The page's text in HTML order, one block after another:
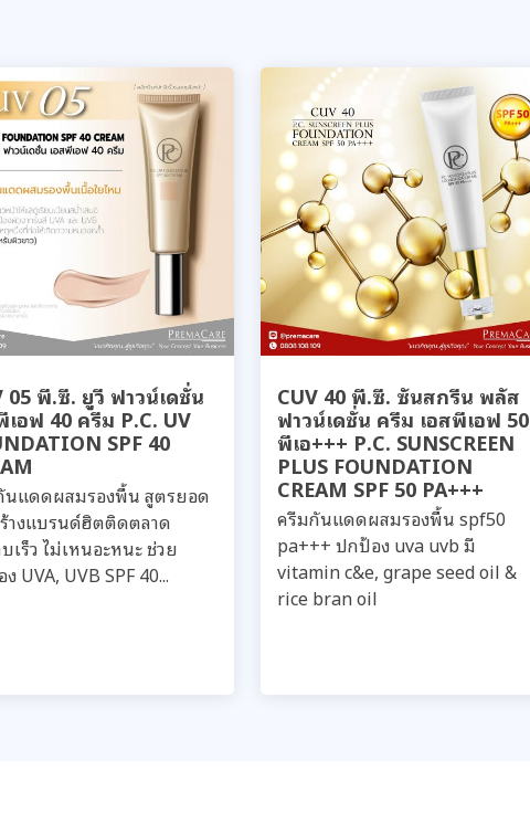
05 พี.ซี. ยูวี ฟาวน์เดชั่น
เอฟ 40 ครีม P.C. UV
SPF 40
นแดดผสมรองพื้น สูตรยอด
างแบรนด์ฮิตติดตลาด
เร็ว ไม่เหนอะหนะ ช่วย
UVA, UVB SPF 40...
CUV 40 พี.ซี. ซันสกรีน พลัส
ฟาวน์เดชั่น ครีม เอสพีเอฟ 50
พีเอ+++ P.C. SUNSCREEN
PLUS FOUNDATION
CREAM SPF 50 PA+++
ครีมกันแดดผสมรองพื้น spf50
pa+++ ปกป้อง uva uvb มี
vitamin c&e, grape seed oil &
rice bran oil